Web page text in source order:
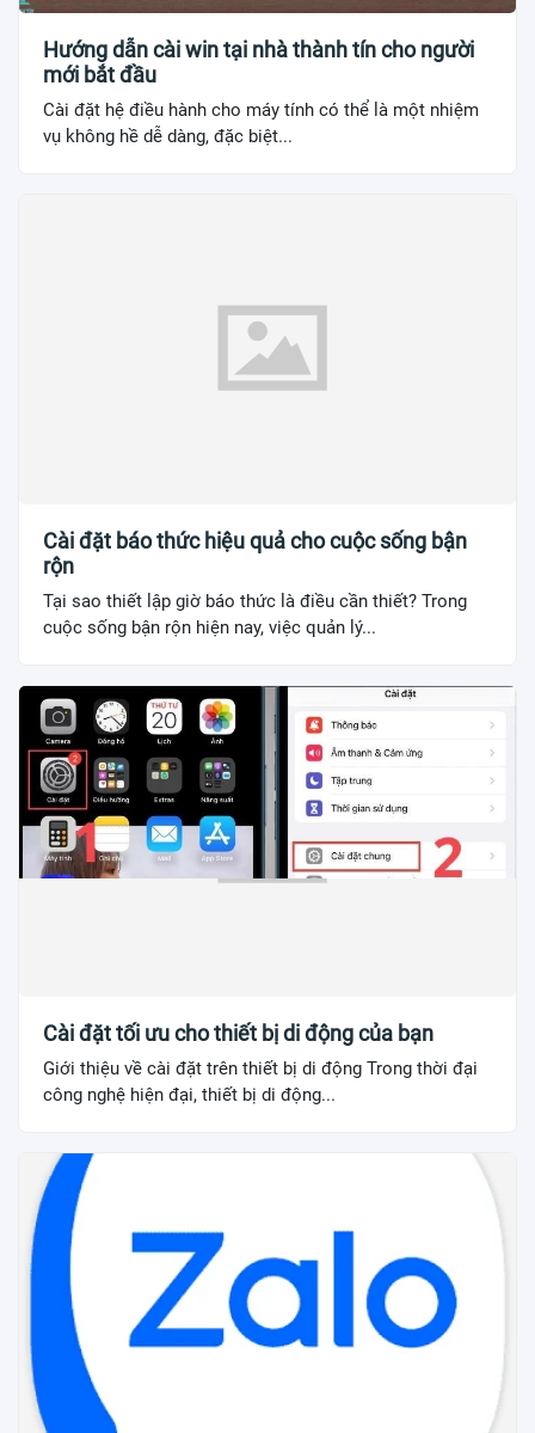
Hướng dẫn cài win tại nhà thành tín cho người
mới bắt đầu
Cài đặt hệ điều hành cho máy tính có thể là một nhiệm
vụ không hề dễ dàng, đặc biệt...
Cài đặt báo thức hiệu quả cho cuộc sống bận
rộn
Tại sao thiết lập giờ báo thức là điều cần thiết? Trong
cuộc sống bận rộn hiện nay, việc quản lý...
Cài đặt tối ưu cho thiết bị di động của bạn
Giới thiệu về cài đặt trên thiết bị di động Trong thời đại
công nghệ hiện đại, thiết bị di động...